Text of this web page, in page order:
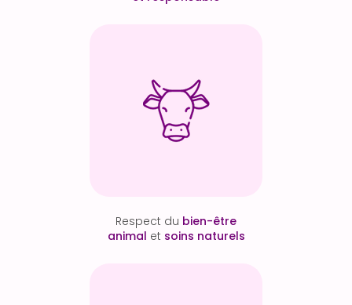
Respect du bien-être
animal et soins naturels